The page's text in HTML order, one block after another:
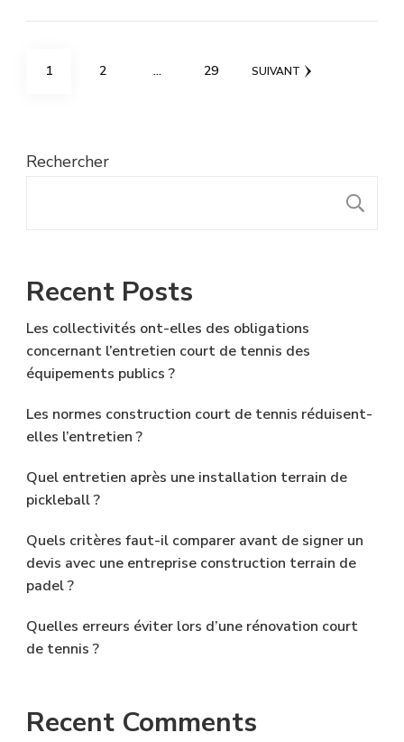
Pagination
PAGE
1 PAGE
2 … PAGE
29 SUIVANT
Rechercher
Recent Posts
Les collectivités ont-elles des obligations
concernant l’entretien court de tennis des
équipements publics ?
Les normes construction court de tennis réduisent-
elles l’entretien ?
Quel entretien après une installation terrain de
pickleball ?
Quels critères faut-il comparer avant de signer un
devis avec une entreprise construction terrain de
padel ?
Quelles erreurs éviter lors d’une rénovation court
de tennis ?
Recent Comments